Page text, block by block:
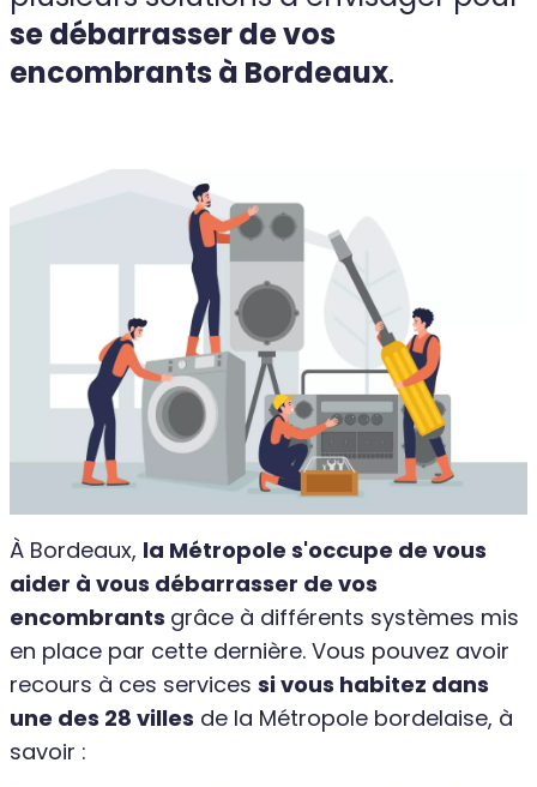
se débarrasser de vos
encombrants à Bordeaux.
À Bordeaux, la Métropole s'occupe de vous
aider à vous débarrasser de vos
encombrants grâce à différents systèmes mis
en place par cette dernière. Vous pouvez avoir
recours à ces services si vous habitez dans
une des 28 villes de la Métropole bordelaise, à
savoir :